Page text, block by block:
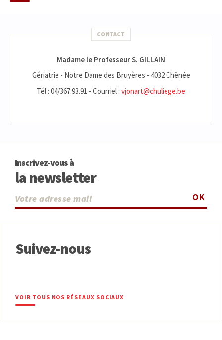
CONTACT
Madame le Professeur S. GILLAIN
Gériatrie - Notre Dame des Bruyères - 4032 Chênée
Tél : 04/367.93.91 - Courriel : vjonart@chuliege.be
Inscrivez-vous à
la newsletter
OK
Suivez-nous
VOIR TOUS NOS RÉSEAUX SOCIAUX